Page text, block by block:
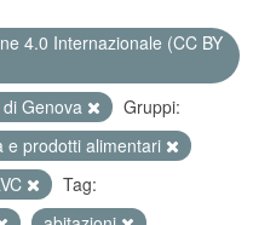
4.0 Internazionale (CC BY
Genova
Gruppi:
e prodotti alimentari
Tag: